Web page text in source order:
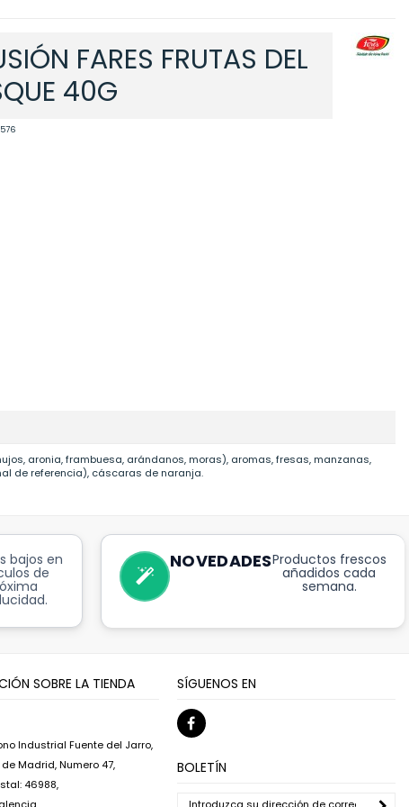
FARES FRUTAS DEL
40G
aronia, frambuesa, arándanos, moras), aromas, fresas, manzanas,
de referencia), cáscaras de naranja.
bajos en
de
NOVEDADESProductos frescos
añadidos cada
semana.
SOBRE LA TIENDA
Industrial Fuente del Jarro,
Madrid, Numero 47,
46988,
SÍGUENOS EN
BOLETÍN